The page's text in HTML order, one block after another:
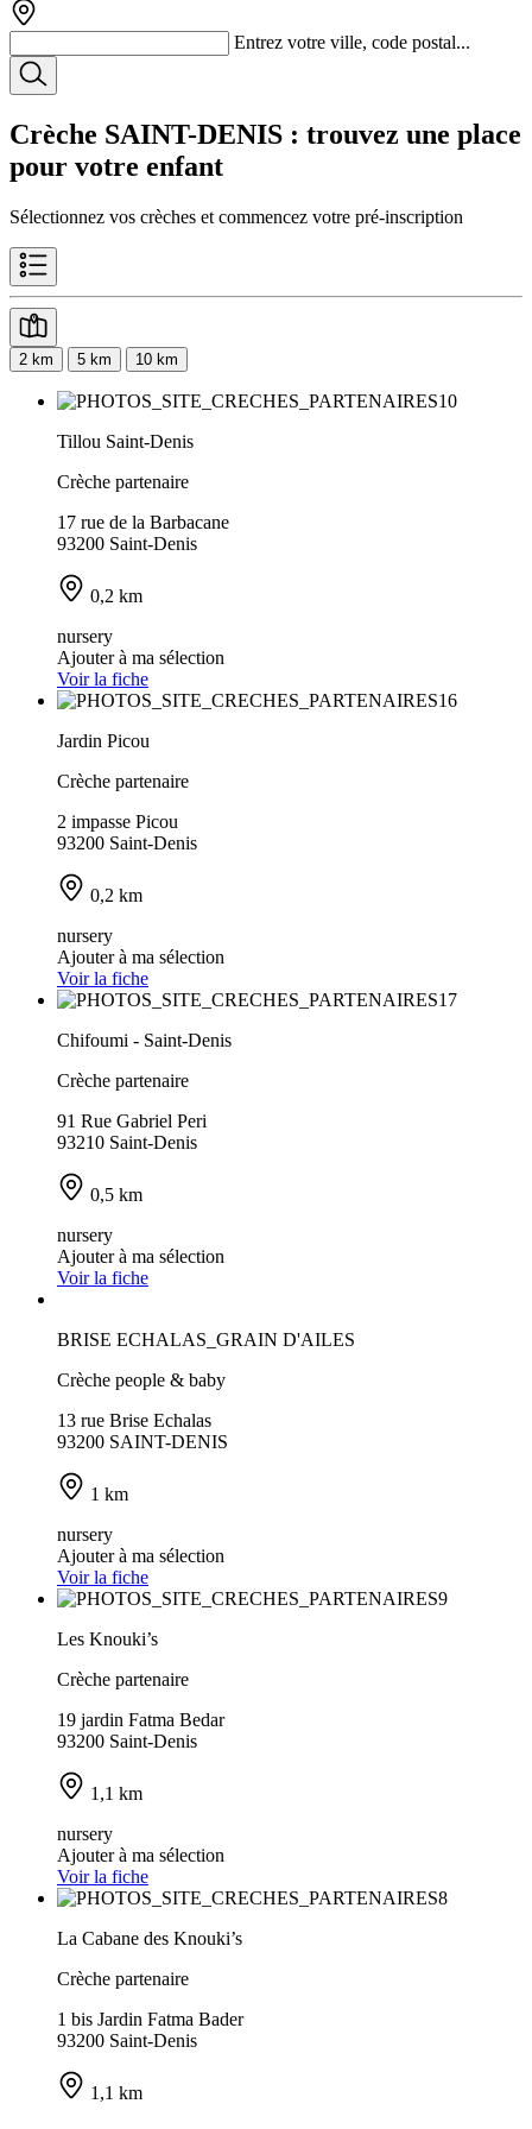
Entrez votre ville, code postal...
Crèche SAINT-DENIS : trouvez une place
pour votre enfant
Sélectionnez vos crèches et commencez votre pré-inscription
2 km 5 km 10 km
Tillou Saint-Denis
Crèche partenaire
17 rue de la Barbacane
93200 Saint-Denis
0,2 km
nursery
Ajouter à ma sélection
Voir la fiche
Jardin Picou
Crèche partenaire
2 impasse Picou
93200 Saint-Denis
0,2 km
nursery
Ajouter à ma sélection
Voir la fiche
Chifoumi - Saint-Denis
Crèche partenaire
91 Rue Gabriel Peri
93210 Saint-Denis
0,5 km
nursery
Ajouter à ma sélection
Voir la fiche
BRISE ECHALAS_GRAIN D'AILES
Crèche people & baby
13 rue Brise Echalas
93200 SAINT-DENIS
1 km
nursery
Ajouter à ma sélection
Voir la fiche
Les Knouki’s
Crèche partenaire
19 jardin Fatma Bedar
93200 Saint-Denis
1,1 km
nursery
Ajouter à ma sélection
Voir la fiche
La Cabane des Knouki’s
Crèche partenaire
1 bis Jardin Fatma Bader
93200 Saint-Denis
1,1 km